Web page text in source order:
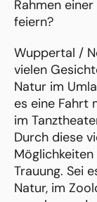
Rahmen
feiern?
Wuppertal /
vielen
Natur im
es eine Fahrt
im
Durch diese
Trauung. Sei
Natur, im